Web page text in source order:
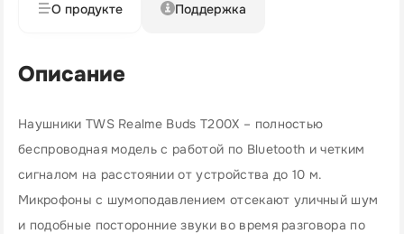
О продукте Поддержка
Описание
Наушники TWS Realme Buds T200Х – полностью
беспроводная модель с работой по Bluetooth и четким
сигналом на расстоянии от устройства до 10 м.
Микрофоны с шумоподавлением отсекают уличный шум
и подобные посторонние звуки во время разговора по